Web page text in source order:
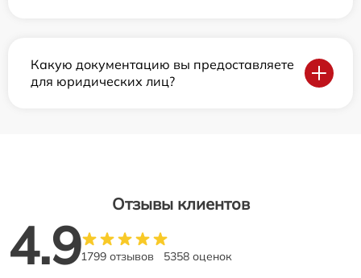
Какую документацию вы предоставляете
для юридических лиц?
Отзывы клиентов
4.91799 отзывов 5358 оценок